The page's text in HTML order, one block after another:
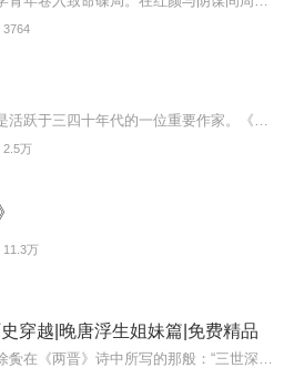
3764
2.5万
11.3万
穿越|晚唐浮生姐妹篇|免费精品